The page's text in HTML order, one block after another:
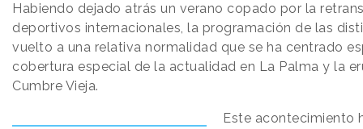
Habiendo dejado atrás un verano copado por la
deportivos internacionales, la programación de las
vuelto a una relativa normalidad que se ha centrado
cobertura especial de la actualidad en La Palma y la
Cumbre Vieja.
Este acontecimiento